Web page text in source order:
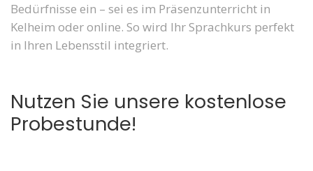
Bedürfnisse ein – sei es im Präsenzunterricht in
Kelheim oder online. So wird Ihr Sprachkurs perfekt
in Ihren Lebensstil integriert.
Nutzen Sie unsere kostenlose
Probestunde!